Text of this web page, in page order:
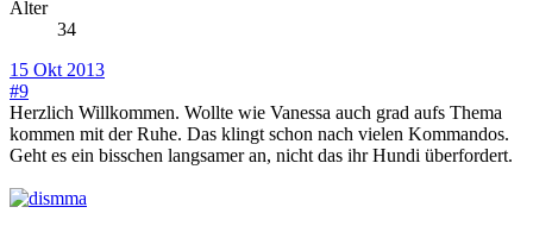
Alter
34
15 Okt 2013
#9
Herzlich Willkommen. Wollte wie Vanessa auch grad aufs Thema
kommen mit der Ruhe. Das klingt schon nach vielen Kommandos.
Geht es ein bisschen langsamer an, nicht das ihr Hundi überfordert.